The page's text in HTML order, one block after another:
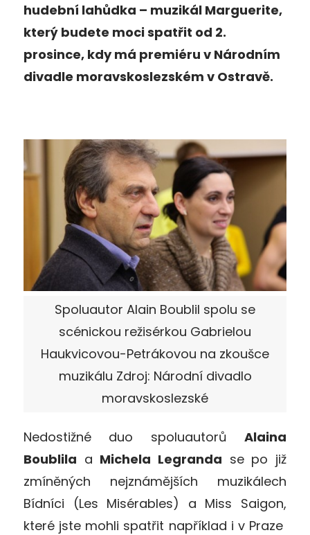
hudební lahůdka – muzikál Marguerite,
který budete moci spatřit od 2.
prosince, kdy má premiéru v Národním
divadle moravskoslezském v Ostravě.
Spoluautor Alain Boublil spolu se
scénickou režisérkou Gabrielou
Haukvicovou-Petrákovou na zkoušce
muzikálu Zdroj: Národní divadlo
moravskoslezské
Nedostižné duo spoluautorů Alaina
Boublila a Michela Legranda se po již
zmíněných nejznámějších muzikálech
Bídníci (Les Misérables) a Miss Saigon,
které jste mohli spatřit například i v Praze